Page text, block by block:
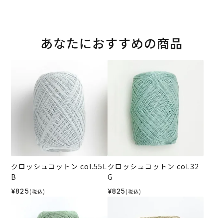
あなたにおすすめの商品
クロッシュコットン col.55L
B
¥825 (税込)
クロッシュコットン col.32
G
¥825 (税込)